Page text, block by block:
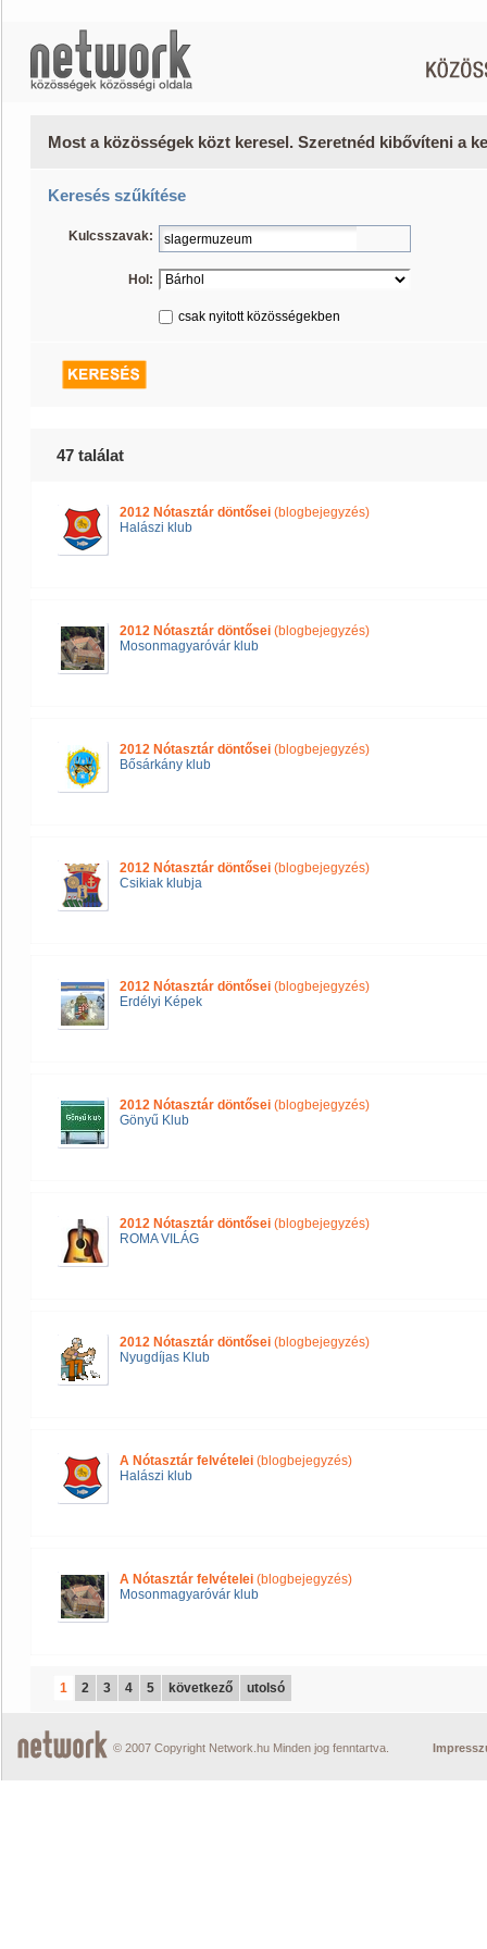
Most a közösségek közt keresel. Szeretnéd kibővíteni a
Keresés szűkítése
Kulcsszavak:
Hol:
csak nyitott közösségekben
47 találat
2012 Nótasztár döntősei (blogbejegyzés)
Halászi klub
2012 Nótasztár döntősei (blogbejegyzés)
Mosonmagyaróvár klub
2012 Nótasztár döntősei (blogbejegyzés)
Bősárkány klub
2012 Nótasztár döntősei (blogbejegyzés)
Csikiak klubja
2012 Nótasztár döntősei (blogbejegyzés)
Erdélyi Képek
2012 Nótasztár döntősei (blogbejegyzés)
Gönyű Klub
2012 Nótasztár döntősei (blogbejegyzés)
ROMA VILÁG
2012 Nótasztár döntősei (blogbejegyzés)
Nyugdíjas Klub
A Nótasztár felvételei (blogbejegyzés)
Halászi klub
A Nótasztár felvételei (blogbejegyzés)
Mosonmagyaróvár klub
1 2 3 4 5 következő utolsó
© 2007 Copyright Network.hu Minden jog fenntartva.